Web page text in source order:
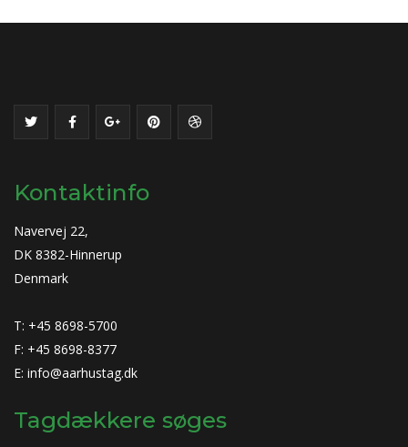
Kontaktinfo
Navervej 22,
DK 8382-Hinnerup
Denmark
T: +45 8698-5700
F: +45 8698-8377
E: info@aarhustag.dk
Tagdækkere søges